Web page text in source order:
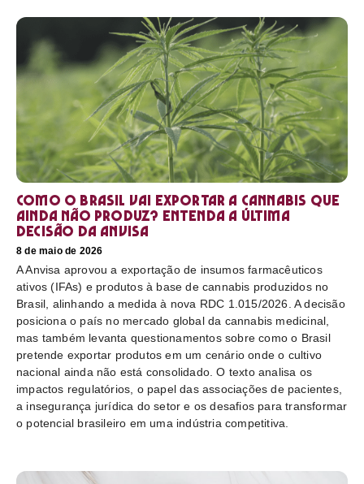
Como o Brasil vai exportar a cannabis que
ainda não produz? Entenda a última
decisão da Anvisa
8 de maio de 2026
A Anvisa aprovou a exportação de insumos farmacêuticos
ativos (IFAs) e produtos à base de cannabis produzidos no
Brasil, alinhando a medida à nova RDC 1.015/2026. A decisão
posiciona o país no mercado global da cannabis medicinal,
mas também levanta questionamentos sobre como o Brasil
pretende exportar produtos em um cenário onde o cultivo
nacional ainda não está consolidado. O texto analisa os
impactos regulatórios, o papel das associações de pacientes,
a insegurança jurídica do setor e os desafios para transformar
o potencial brasileiro em uma indústria competitiva.